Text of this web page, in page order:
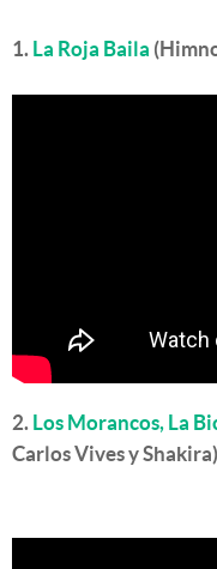
1. La Roja Baila
2. Los Morancos, La
Carlos Vives y Shakira)